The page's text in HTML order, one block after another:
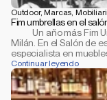
Outdoor, Marcas,
Fim umbrellas en el
           Un año más Fim Umbrellas vuelve a la Feria del mueble de
Milán. En el Salón de
especialista en
Continuar leyendo